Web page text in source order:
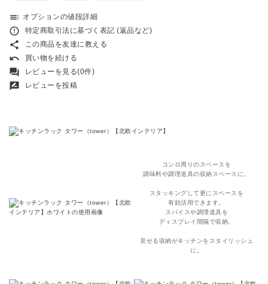
toc オプションの値段詳細
error_outline 特定商取引法に基づく表記 (返品など)
share この商品を友達に教える
undo 買い物を続ける
forum レビューを見る(0件)
rate_review レビューを投稿
コンロ周りのスペースを
調味料や調理道具の収納スペースに。
スタッキングして更にスペースを
有効活用できます。
スパイスや調理道具を
ディスプレイ間隔で収納。
見せる収納がキッチンをスタイリッシュ
に。